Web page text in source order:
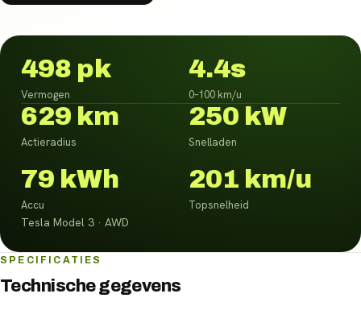
498 pk
Vermogen
4.4s
0–100 km/u
629 km
Actieradius
250 kW
Snelladen
79 kWh
Accu
201 km/u
Topsnelheid
Tesla Model 3 · AWD
SPECIFICATIES
Technische gegevens